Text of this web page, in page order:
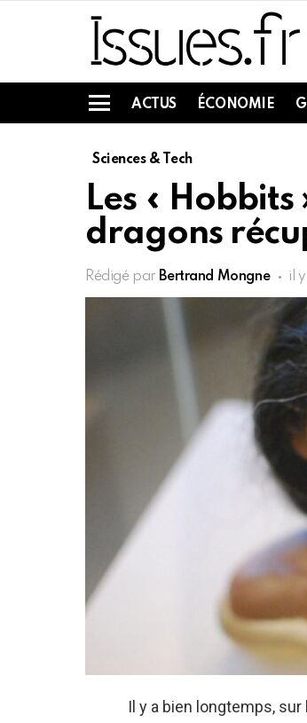
Menu
ACTUS ÉCONOMIE
Sciences & Tech
Les «
dragons
Rédigé par Bertrand Mongne il
Il y a bien longtemps,